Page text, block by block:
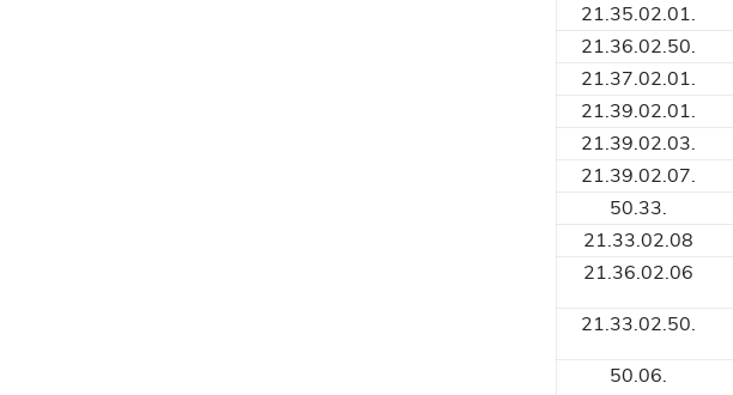
21.35.02.01.
21.36.02.50.
21.37.02.01.
21.39.02.01.
21.39.02.03.
21.39.02.07.
50.33.
21.33.02.08
21.36.02.06
21.33.02.50.
50.06.